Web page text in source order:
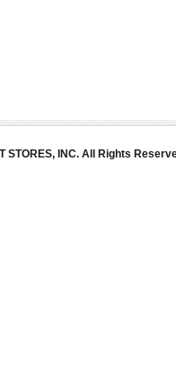
STORES, INC. All Rights